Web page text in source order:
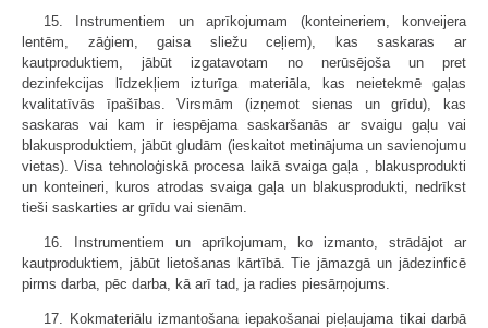
15. Instrumentiem un aprīkojumam (konteineriem, konveijera
lentēm, zāģiem, gaisa sliežu ceļiem), kas saskaras ar
kautproduktiem, jābūt izgatavotam no nerūsējoša un pret
dezinfekcijas līdzekļiem izturīga materiāla, kas neietekmē gaļas
kvalitatīvās īpašības. Virsmām (izņemot sienas un grīdu), kas
saskaras vai kam ir iespējama saskaršanās ar svaigu gaļu vai
blakusproduktiem, jābūt gludām (ieskaitot metinājuma un savienojumu
vietas). Visa tehnoloģiskā procesa laikā svaiga gaļa , blakusprodukti
un konteineri, kuros atrodas svaiga gaļa un blakusprodukti, nedrīkst
tieši saskarties ar grīdu vai sienām.
16. Instrumentiem un aprīkojumam, ko izmanto, strādājot ar
kautproduktiem, jābūt lietošanas kārtībā. Tie jāmazgā un jādezinficē
pirms darba, pēc darba, kā arī tad, ja radies piesārņojums.
17. Kokmateriālu izmantošana iepakošanai pieļaujama tikai darbā